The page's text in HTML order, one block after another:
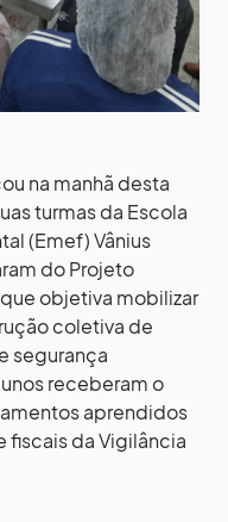
na manhã desta
turmas da Escola
(Emef) Vânius
do Projeto
objetiva mobilizar
coletiva de
segurança
receberam o
aprendidos
fiscais da Vigilância